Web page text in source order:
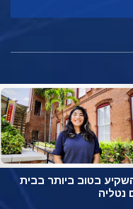
בטוב ביותר בבית
נטליה